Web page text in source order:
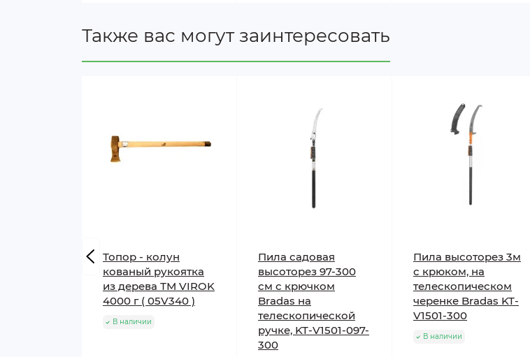
Также вас могут заинтересовать
Топор - колун
кованый рукоятка
из дерева ТМ VIROK
4000 г ( 05V340 )
В наличии
Пила садовая
высоторез 97-300
см с крючком
Bradas на
телескопической
ручке, KT-V1501-097-
300
Пила высоторез 3м
с крюком, на
телескопическом
черенке Bradas KT-
V1501-300
В наличии